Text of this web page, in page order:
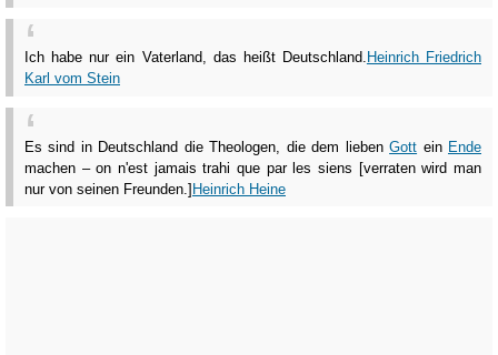
Ich habe nur ein Vaterland, das heißt Deutschland. Heinrich Friedrich
Karl vom Stein
Es sind in Deutschland die Theologen, die dem liebenGott ein Ende
machen – on n'est jamais trahi que par les siens [verraten wird man
nur von seinen Freunden.]Heinrich Heine